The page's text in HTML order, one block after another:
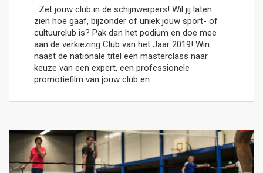
Zet jouw club in de schijnwerpers! Wil jij laten
zien hoe gaaf, bijzonder of uniek jouw sport- of
cultuurclub is? Pak dan het podium en doe mee
aan de verkiezing Club van het Jaar 2019! Win
naast de nationale titel een masterclass naar
keuze van een expert, een professionele
promotiefilm van jouw club en...